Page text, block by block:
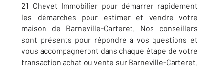
21 Chevet Immobilier pour démarrer rapidement
les démarches pour estimer et vendre votre
maison de Barneville-Carteret. Nos conseillers
sont présents pour répondre à vos questions et
vous accompagneront dans chaque étape de votre
transaction achat ou vente sur Barneville-Carteret.